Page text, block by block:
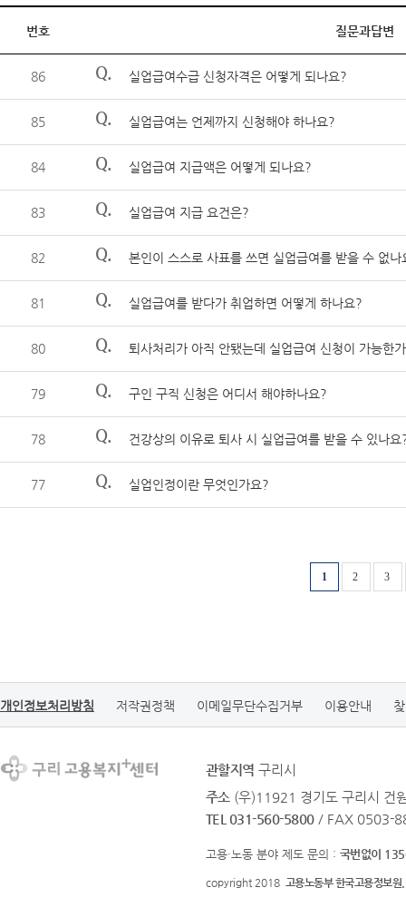
번호 질문과답변
86 Q. 실업급여수급 신청자격은 어떻게 되나요?
85 Q. 실업급여는 언제까지 신청해야 하나요?
84 Q. 실업급여 지급액은 어떻게 되나요?
83 Q. 실업급여 지급 요건은?
82 Q. 본인이 스스로 사표를 쓰면 실업급여를 받을 수 없나
81 Q. 실업급여를 받다가 취업하면 어떻게 하나요?
80 Q. 퇴사처리가 아직 안됐는데 실업급여 신청이 가능한
79 Q. 구인 구직 신청은 어디서 해야하나요?
78 Q. 건강상의 이유로 퇴사 시 실업급여를 받을 수 있나요
77 Q. 실업인정이란 무엇인가요?
1 2 3
개인정보처리방침 저작권정책 이메일무단수집거부 이용안내
관할지역 구리시
주소 (우)11921 경기도 구리시 건
TEL 031-560-5800 / FAX 0503-
고용·노동 분야 제도 문의 : 국번없이
copyright 2018 고용노동부 한국고용정보원.